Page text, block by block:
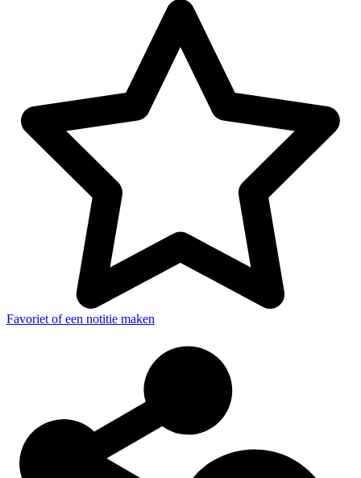
Favoriet of een notitie maken